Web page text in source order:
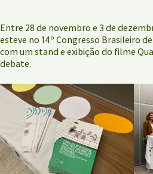
Entre 28 de novembro e 3 de
esteve no 14º Congresso Brasileiro
com um stand e exibição do filme
debate.